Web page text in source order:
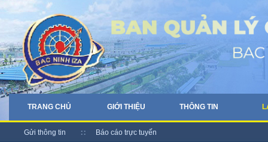
TRANG CHỦ GIỚI THIỆU THÔNG TIN
Gửi thông tin Báo cáo trực tuyến